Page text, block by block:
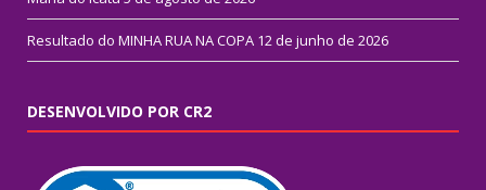
Resultado do MINHA RUA NA COPA 12 de junho de 2026
DESENVOLVIDO POR CR2